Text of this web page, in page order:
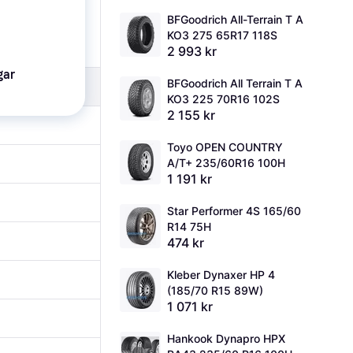
BFGoodrich All-Terrain T A
KO3 275 65R17 118S
2 993 kr
BFGoodrich All Terrain T A
KO3 225 70R16 102S
2 155 kr
Toyo OPEN COUNTRY
A/T+ 235/60R16 100H
1 191 kr
Star Performer 4S 165/60
R14 75H
474 kr
Kleber Dynaxer HP 4
(185/70 R15 89W)
1 071 kr
Hankook Dynapro HPX